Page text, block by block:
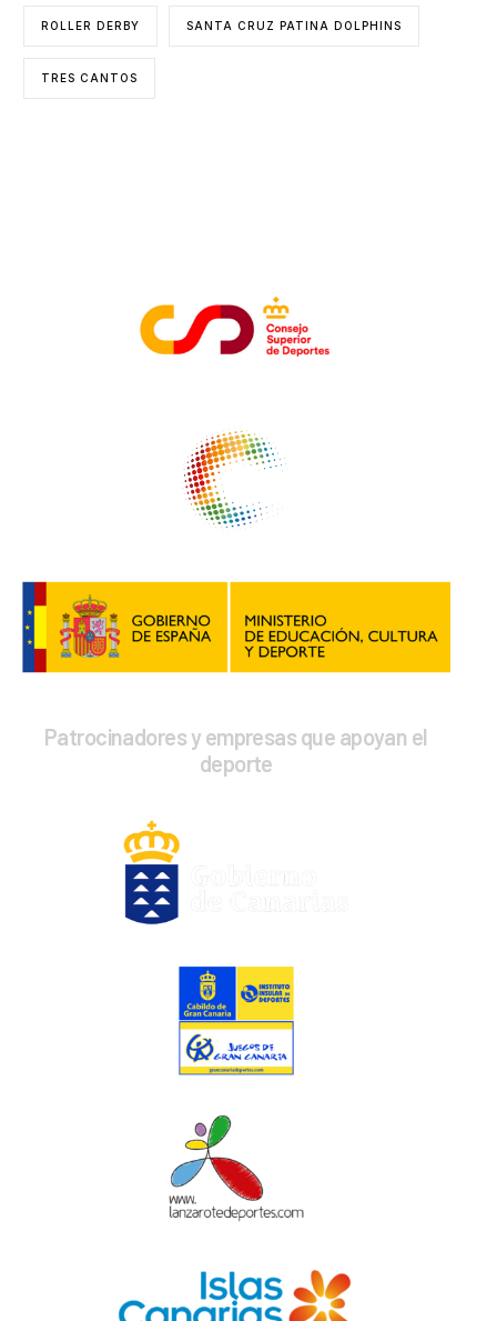
ROLLER DERBY SANTA CRUZ PATINA DOLPHINS
TRES CANTOS
Patrocinadores y empresas que apoyan el
deporte